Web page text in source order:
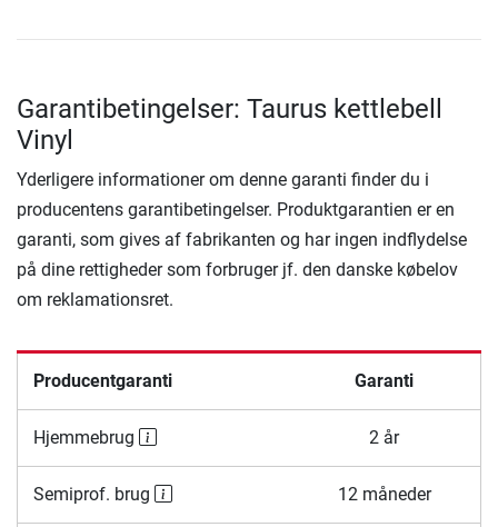
Garantibetingelser: Taurus kettlebell
Vinyl
Yderligere informationer om denne garanti finder du i
producentens garantibetingelser. Produktgarantien er en
garanti, som gives af fabrikanten og har ingen indflydelse
på dine rettigheder som forbruger jf. den danske købelov
om reklamationsret.
Producentgaranti Garanti
Hjemmebrug 2 år
Semiprof. brug 12 måneder